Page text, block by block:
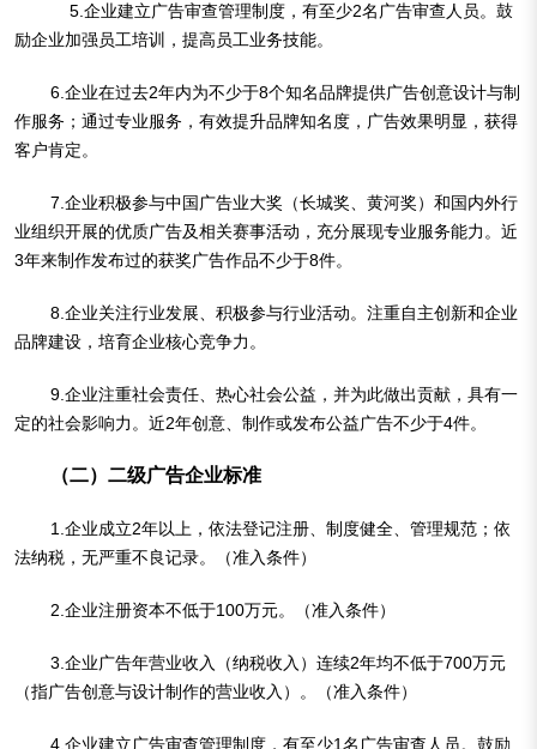
5.企业建立广告审查管理制度，有至少2名广告审查人员。鼓
励企业加强员工培训，提高员工业务技能。
6.企业在过去2年内为不少于8个知名品牌提供广告创意设计与制
作服务；通过专业服务，有效提升品牌知名度，广告效果明显，获得
客户肯定。
7.企业积极参与中国广告业大奖（长城奖、黄河奖）和国内外行
业组织开展的优质广告及相关赛事活动，充分展现专业服务能力。近
3年来制作发布过的获奖广告作品不少于8件。
8.企业关注行业发展、积极参与行业活动。注重自主创新和企业
品牌建设，培育企业核心竞争力。
9.企业注重社会责任、热心社会公益，并为此做出贡献，具有一
定的社会影响力。近2年创意、制作或发布公益广告不少于4件。
（二）二级广告企业标准
1.企业成立2年以上，依法登记注册、制度健全、管理规范；依
法纳税，无严重不良记录。（准入条件）
2.企业注册资本不低于100万元。（准入条件）
3.企业广告年营业收入（纳税收入）连续2年均不低于700万元
（指广告创意与设计制作的营业收入）。（准入条件）
4.企业建立广告审查管理制度，有至少1名广告审查人员。鼓励